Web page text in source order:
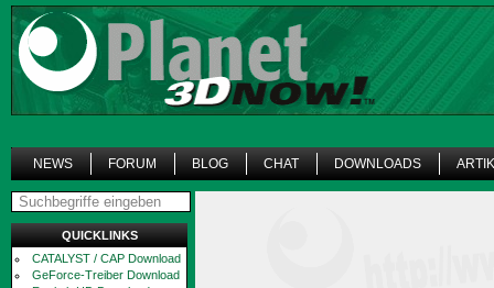
NEWS FORUM BLOG CHAT DOWNLOADS
QUICKLINKS
CATALYST / CAP Download
GeForce-Treiber Download